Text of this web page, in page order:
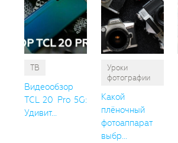
ТВ
Видеообзор
TCL 20 Pro 5G:
Удивит...
Уроки
фотографии
Какой
плёночный
фотоаппарат
выбр...